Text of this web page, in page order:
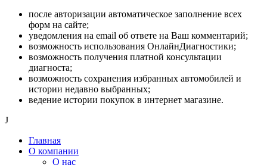
после авторизации автоматическое заполнение всех
форм на сайте;
уведомления на email об ответе на Ваш комментарий;
возможность использования ОнлайнДиагностики;
возможность получения платной консультации
диагноста;
возможность сохранения избранных автомобилей и
истории недавно выбранных;
ведение истории покупок в интернет магазине.
J
Главная
О компании
О нас